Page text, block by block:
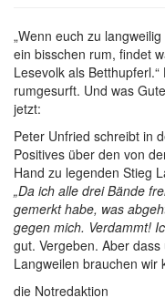
„Wenn euch zu
ein bisschen rum, findet
Lesevolk als
rumgesurft. Und was
jetzt:
Peter Unfried schreibt in
Positives über den von
Hand zu legenden Stieg
„Da ich alle drei Bände
gemerkt habe, was
gegen mich. Verdammt!
gut. Vergeben. Aber
Langweilen brauchen wir
die Notredaktion